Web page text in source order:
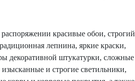
распоряжении красивые обои, строгий
лепнина, яркие краски,
декоративной штукатурки, сложные
и строгие светильники,